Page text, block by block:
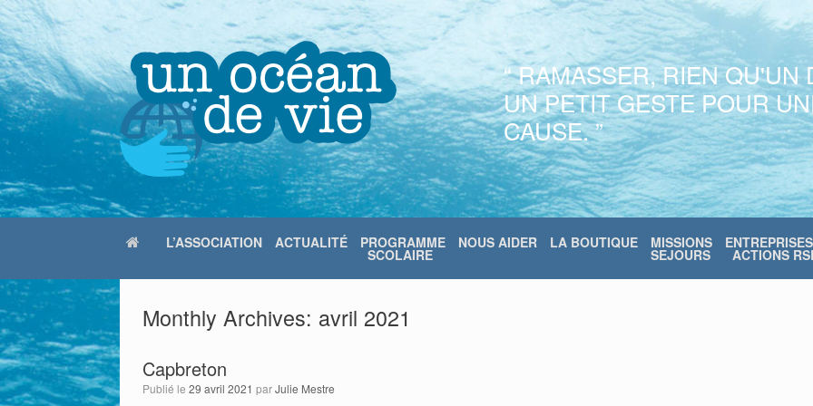
Skip
to
content
“ RAMASSER, RIEN QU'UN
UN PETIT GESTE POUR
CAUSE. ”
L’ASSOCIATION ACTUALITÉ PROGRAMME
SCOLAIRE
NOUS AIDER LA BOUTIQUE MISSIONS
SEJOURS
ENTREPRISES
ACTIONS
Monthly Archives: avril 2021
Capbreton
Publié le 29 avril 2021 parJulie Mestre